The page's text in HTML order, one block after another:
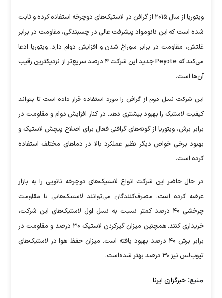
ویتوریا از سال ۲۰۱۵ از گرافن در لاستیک‌های دوچرخه استفاده کرده و ثابت
شده است که این نانومواد پیشرفت عالی در چسبندگی، مقاومت در برابر
غلتش، مقاومت در برابر سوراخ شدن و افزایش دوام دارد. ویتوریا ادعا
می‌کند که Peyote جدید این شرکت ۴ درصد سریع‌تر از نزدیکترین رقیب
آن‌ها است.
این شرکت نسل دوم از گرافن را مورد استفاده قرار داده است تا بتواند
کیفیت لاستیک را بهبود بیشتری دهد. در کنار افزایش دوام و مقاومت در
برابر برش، ویتوریا از گونه‌های گرافنی فعال برای اصلاح پیچش لاستیک و
بهبود برخی خواص دیگر نظیر عملکرد بالا در دما‌های مختلف استفاده
کرده است.
در حال حاضر این شرکت انواع لاستیک‌های دوچرخه نانویی را به بازار
عرضه کرده است. مصرف‌کنندگان می‌توانند لاستیک‌هایی با مقاومت
چرخشی ۴۰ درصد کمتر نسبت به نسل اول لاستیک‌های این شرکت،
خریداری کنند. همچنین میزان گیرکردن لاستیک ۳۰ درصد و مقاومت در
برابر برش ۴۰ درصد بهبود یافته است. میزان حفظ هوا در لاستیک‌های
تیوب‌لس نیز ۳۰ درصد بهتر شده‌است.
منبع: خبرگزاری ایرنا